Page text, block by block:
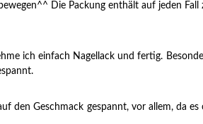
Die Packung enthält auf jeden
ich einfach Nagellack und fertig.
den Geschmack gespannt, vor allem, da